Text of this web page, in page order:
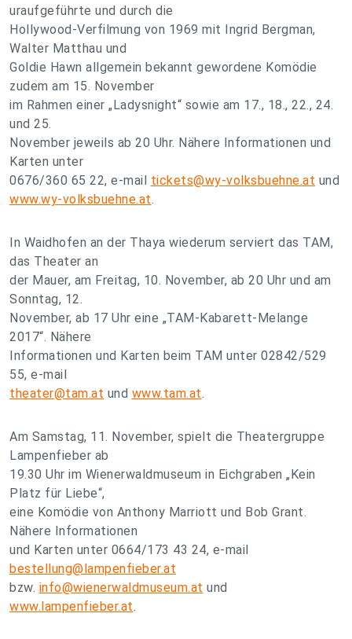
uraufgeführte und durch die
Hollywood-Verfilmung von 1969 mit Ingrid Bergman,
Walter Matthau und
Goldie Hawn allgemein bekannt gewordene Komödie
zudem am 15. November
im Rahmen einer „Ladysnight“ sowie am 17., 18., 22., 24.
und 25.
November jeweils ab 20 Uhr. Nähere Informationen und
Karten unter
0676/360 65 22, e-mail tickets@wy-volksbuehne.at und
www.wy-volksbuehne.at.
In Waidhofen an der Thaya wiederum serviert das TAM,
das Theater an
der Mauer, am Freitag, 10. November, ab 20 Uhr und am
Sonntag, 12.
November, ab 17 Uhr eine „TAM-Kabarett-Melange
2017“. Nähere
Informationen und Karten beim TAM unter 02842/529
55, e-mail
theater@tam.at und www.tam.at.
Am Samstag, 11. November, spielt die Theatergruppe
Lampenfieber ab
19.30 Uhr im Wienerwaldmuseum in Eichgraben „Kein
Platz für Liebe“,
eine Komödie von Anthony Marriott und Bob Grant.
Nähere Informationen
und Karten unter 0664/173 43 24, e-mail
bestellung@lampenfieber.at
bzw. info@wienerwaldmuseum.at und
www.lampenfieber.at.